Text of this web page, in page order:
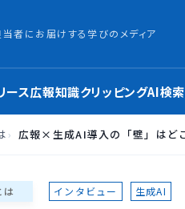
当者にお届けする学びのメディア
ース広報知識クリッピングAI検
広報×生成AI導入の「壁」はど
は インタビュー 生成AI